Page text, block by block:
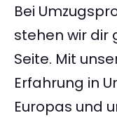
Bei
stehen wir dir
Seite. Mit
Erfahrung in
Europas und